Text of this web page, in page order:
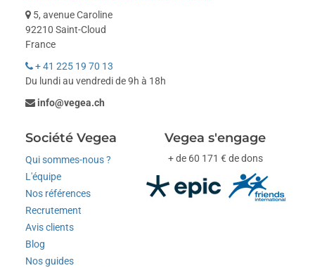
5, avenue Caroline
92210 Saint-Cloud
France
+ 41 225 19 70 13
Du lundi au vendredi de 9h à 18h
info@vegea.ch
Société Vegea
Qui sommes-nous ?
L'équipe
Nos références
Recrutement
Avis clients
Blog
Nos guides
Vegea s'engage
+ de 60 171 € de dons